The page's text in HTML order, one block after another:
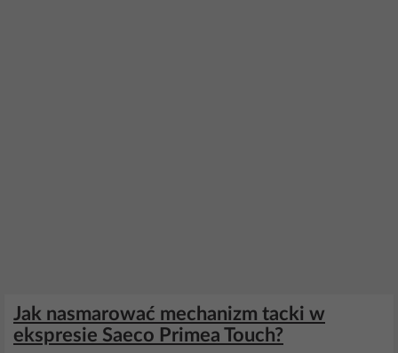
Jak nasmarować mechanizm tacki w
ekspresie Saeco Primea Touch?